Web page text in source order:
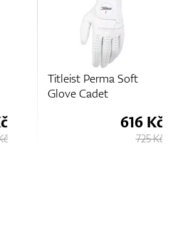
Titleist Perma Soft
Glove Cadet
616 Kč
725 Kč